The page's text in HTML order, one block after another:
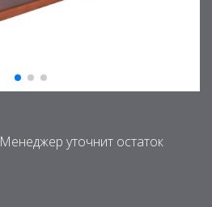
Менеджер уточнит остаток